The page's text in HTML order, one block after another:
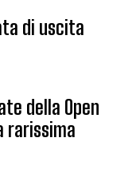
di uscita
della Open
rarissima